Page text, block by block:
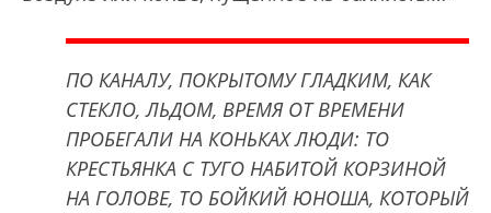
ПО КАНАЛУ, ПОКРЫТОМУ ГЛАДКИМ, КАК
СТЕКЛО, ЛЬДОМ, ВРЕМЯ ОТ ВРЕМЕНИ
ПРОБЕГАЛИ НА КОНЬКАХ ЛЮДИ: ТО
КРЕСТЬЯНКА С ТУГО НАБИТОЙ КОРЗИНОЙ
НА ГОЛОВЕ, ТО БОЙКИЙ ЮНОША, КОТОРЫЙ